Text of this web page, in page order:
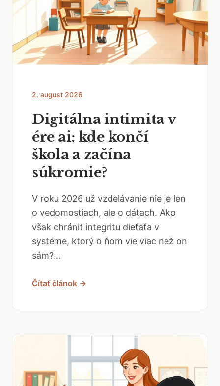
2. august 2026
Digitálna intimita v
ére ai: kde končí
škola a začína
súkromie?
V roku 2026 už vzdelávanie nie je len
o vedomostiach, ale o dátach. Ako
však chrániť integritu dieťaťa v
systéme, ktorý o ňom vie viac než on
sám?...
Čítať článok →